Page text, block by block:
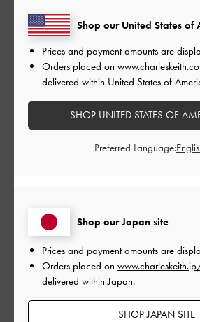
このレビューは役に
ご利用者様
可愛い
サイズ: その他（シューズ以外）
デザイン
とてもよかった
Shop our Japan site
Prices and payment amounts are
Orders placed on
delivered within Japan.
SHOP JAPAN SITE
Shop our United States of
Prices and payment amounts are
Orders placed on
delivered within United States of
SHOP UNITED STATES OF
Preferred Language: